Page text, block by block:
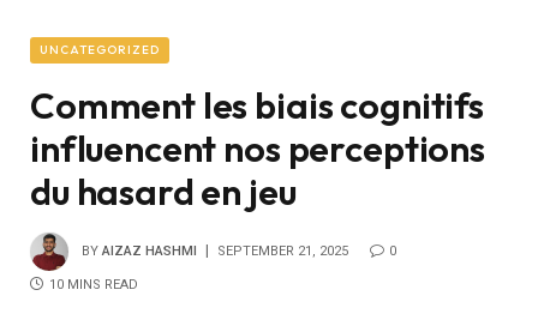
UNCATEGORIZED
Comment les biais cognitifs
influencent nos perceptions
du hasard en jeu
BY AIZAZ HASHMI SEPTEMBER 21, 2025 0
10 MINS READ